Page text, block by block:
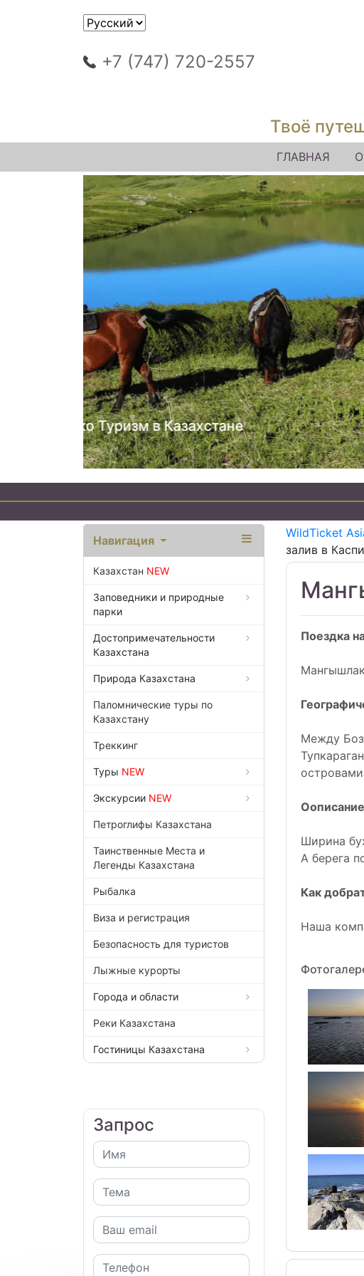
+7 (747) 720-2557
Твоё
ГЛАВНАЯ
Предыдущий
Навигация
Казахстан NEW
Заповедники и природные
парки
Достопримечательности
Казахстана
Природа Казахстана
Паломнические туры по
Казахстану
Треккинг
Туры NEW
Экскурсии NEW
Петроглифы Казахстана
Таинственные Места и
Легенды Казахстана
Рыбалка
Виза и регистрация
Безопасность для туристов
Лыжные курорты
Города и области
Реки Казахстана
Гостиницы Казахстана
Запрос
WildTicket
залив в
Поездка
Между
Оописание
Ширина
А берега
Как
Наша